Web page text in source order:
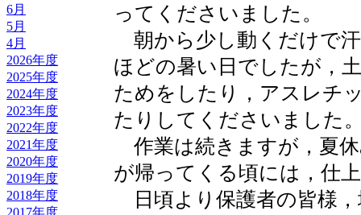
6月
5月
4月
2026年度
2025年度
2024年度
2023年度
2022年度
2021年度
2020年度
2019年度
2018年度
2017年度
ってくださいました。
朝から少し動くだけで
ほどの暑い日でしたが，
ためをしたり，アスレチ
たりしてくださいました
作業は続きますが，夏
が帰ってくる頃には，仕
日頃より保護者の皆様